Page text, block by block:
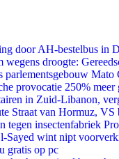
door AH-bestelbus in
wegens droogte:
parlementsgebouw Mato
provocatie 250% meer
in Zuid-Libanon,
Straat van Hormuz, VS
tegen insectenfabriek
Sayed wint nipt
gratis op pc